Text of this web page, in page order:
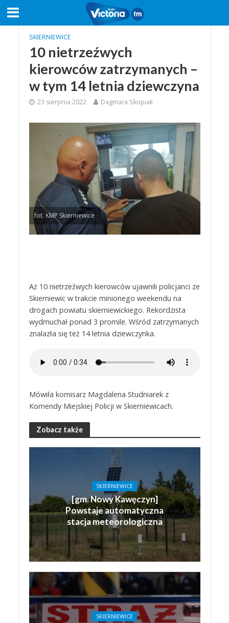
SKIERNIEWICE
10 nietrzeźwych
kierowców zatrzymanych –
w tym 14 letnia dziewczyna
23 sierpnia 2022 Dagmara Skopiak
fot. KMP Skierniewice
Aż 10 nietrzeźwych kierowców ujawnili policjanci ze
Skierniewic w trakcie minionego weekendu na
drogach powiatu skierniewickiego. Rekordzista
wydmuchał ponad 3 promile. Wśród zatrzymanych
znalazła się też 14 letnia dziewczynka.
Mówiła komisarz Magdalena Studniarek z
Komendy Miejskiej Policji w Skierniewicach.
Zobacz także
SKIERNIEWICE
[gm. Nowy Kawęczyn]
Powstaje automatyczna
stacja meteorologiczna
SKIERNIEWICE